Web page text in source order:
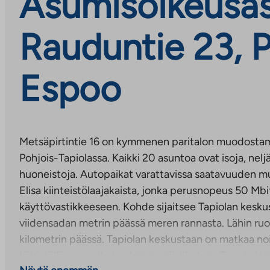
Rauduntie 23,
Espoo
Metsäpirtintie 16 on kymmenen paritalon
Pohjois-Tapiolassa. Kaikki 20 asuntoa ovat isoja,
huoneistoja. Autopaikat varattavissa saatavuuden
Elisa kiinteistölaajakaista, jonka perusnopeus 50
käyttövastikkeeseen. Kohde sijaitsee Tapiolan
viidensadan metrin päässä meren rannasta. Lähin
kilometrin päässä. Tapiolan keskustaan on matkaa